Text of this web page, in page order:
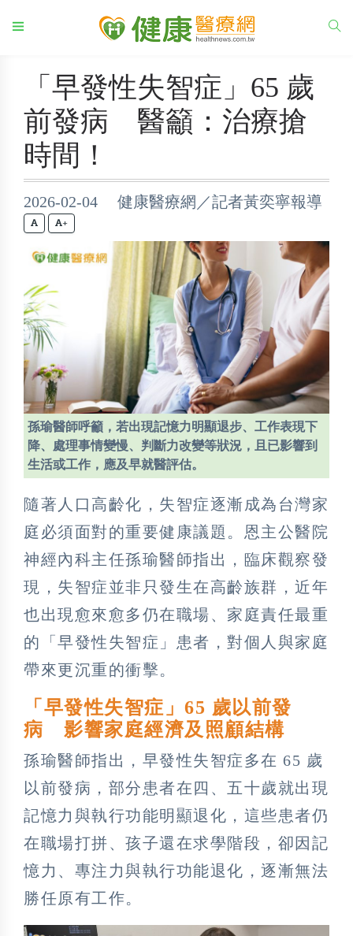
「早發性失智症」65 歲
前發病 醫籲：治療搶
時間！
2026-02-04 健康醫療網／記者黃奕寧報導
+
孫瑜醫師呼籲，若出現記憶力明顯退步、工作表現下
降、處理事情變慢、判斷力改變等狀況，且已影響到
生活或工作，應及早就醫評估。
隨著人口高齡化，失智症逐漸成為台灣家
庭必須面對的重要健康議題。恩主公醫院
神經內科主任孫瑜醫師指出，臨床觀察發
現，失智症並非只發生在高齡族群，近年
也出現愈來愈多仍在職場、家庭責任最重
的「早發性失智症」患者，對個人與家庭
帶來更沉重的衝擊。
「早發性失智症」65 歲以前發
病 影響家庭經濟及照顧結構
孫瑜醫師指出，早發性失智症多在 65 歲
以前發病，部分患者在四、五十歲就出現
記憶力與執行功能明顯退化，這些患者仍
在職場打拼、孩子還在求學階段，卻因記
憶力、專注力與執行功能退化，逐漸無法
勝任原有工作。